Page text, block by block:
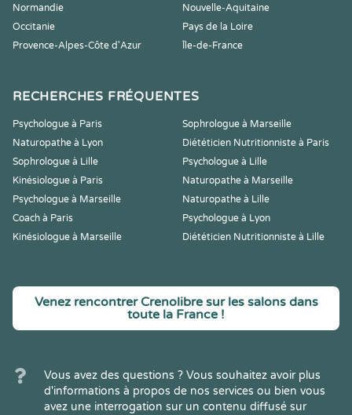
Normandie
Nouvelle-Aquitaine
Occitanie
Pays de la Loire
Provence-Alpes-Côte d'Azur
Île-de-France
RECHERCHES FRÉQUENTES
Psychologue à Paris
Sophrologue à Marseille
Naturopathe à Lyon
Diététicien Nutritionniste à Paris
Sophrologue à Lille
Psychologue à Lille
Kinésiologue à Paris
Naturopathe à Marseille
Psychologue à Marseille
Naturopathe à Lille
Coach à Paris
Psychologue à Lyon
Kinésiologue à Marseille
Diététicien Nutritionniste à Lille
Venez rencontrer Crenolibre sur les salons dans
toute la France !
Vous avez des questions ? Vous souhaitez avoir plus
d'informations à propos de nos services ou bien vous
avez une interrogation sur un contenu diffusé sur